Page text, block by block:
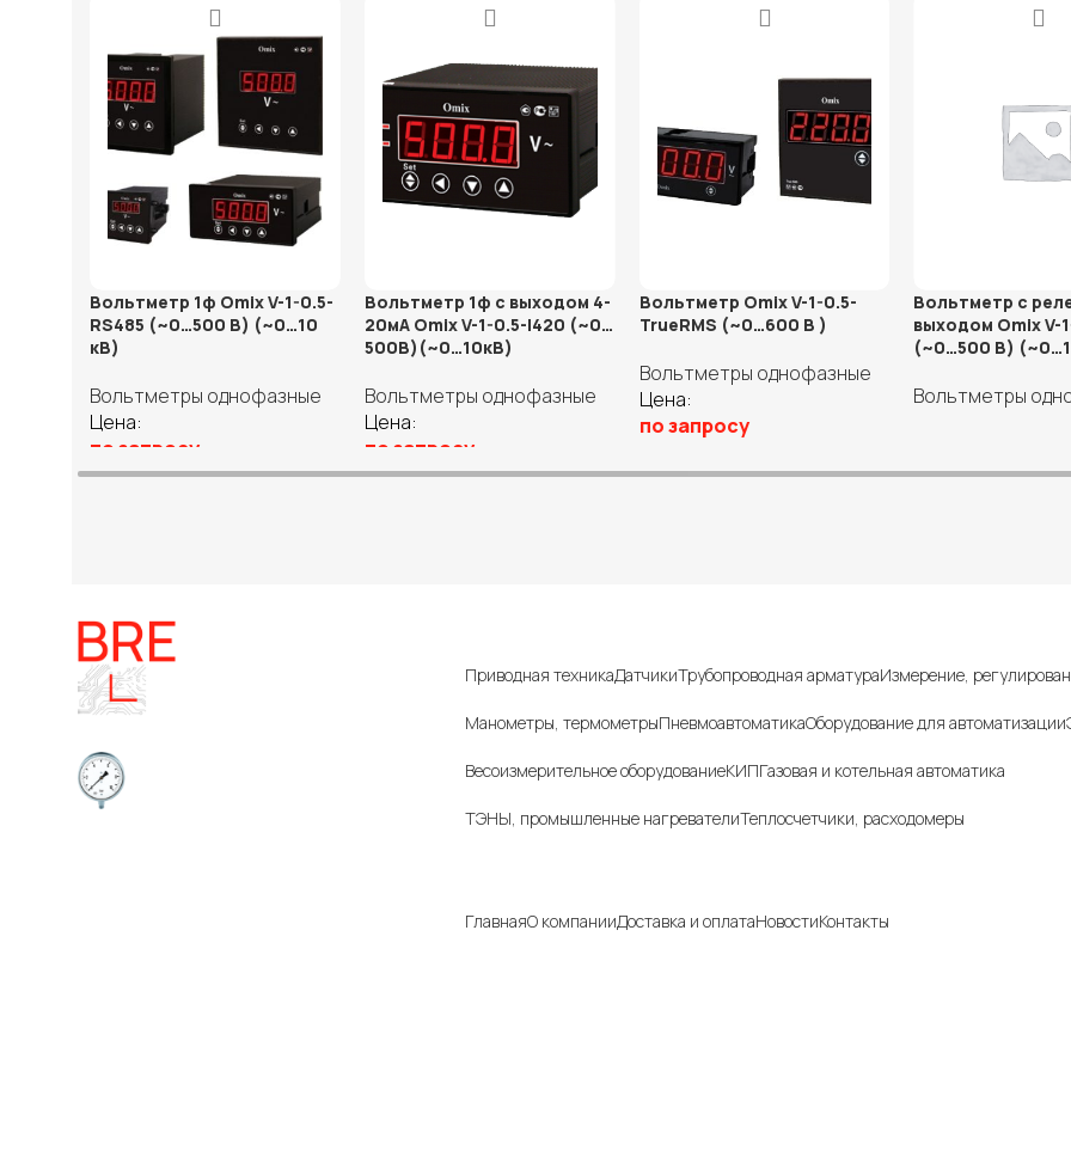
Вольтметр 1ф Omix V-1-0.5-
RS485 (~0…500 В) (~0…10
кВ)
Вольтметры однофазные
Цена:
по запросу
Выберите параметры
Вольтметр 1ф с выходом 4-
20мА Omix V-1-0.5-I420 (~0…
500В)(~0…10кВ)
Вольтметры однофазные
Цена:
по запросу
Выберите параметры
Вольтметр Omix V-1-0.5-
TrueRMS (~0…600 В )
Вольтметры однофазные
Цена:
по запросу
Вольтметр с
выходом Omix V-
(~0…500 В)
Вольтметры
Приводная техникаДатчикиТрубопроводная арматураИзмерение,
Манометры, термометрыПневмоавтоматикаОборудование для автоматизации
Весоизмерительное оборудованиеКИПГазовая и котельная автоматика
ТЭНЫ, промышленные нагревателиТеплосчетчики, расходомеры
ГлавнаяО компанииДоставка и оплатаНовостиКонтакты